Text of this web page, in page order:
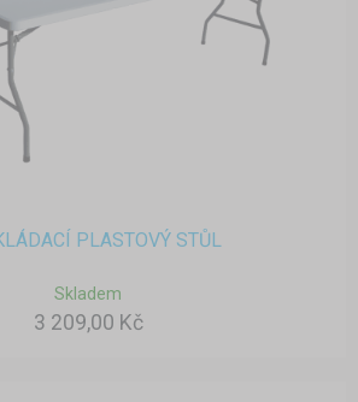
PLASTOVÝ STŮL
Skladem
3 209,00 Kč